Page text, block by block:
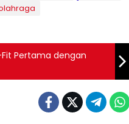
Fit Pertama dengan